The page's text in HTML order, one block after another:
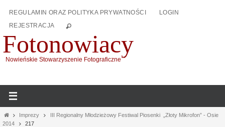
treści
REGULAMIN ORAZ POLITYKA PRYWATNOŚCI
LOGIN
REJESTRACJA
Fotonowiacy
Nowieńskie Stowarzyszenie Fotograficzne
HomeImprezy
III Regionalny Młodzieżowy Festiwal Piosenki „Złoty Mikrofon” - Osie
2014
217